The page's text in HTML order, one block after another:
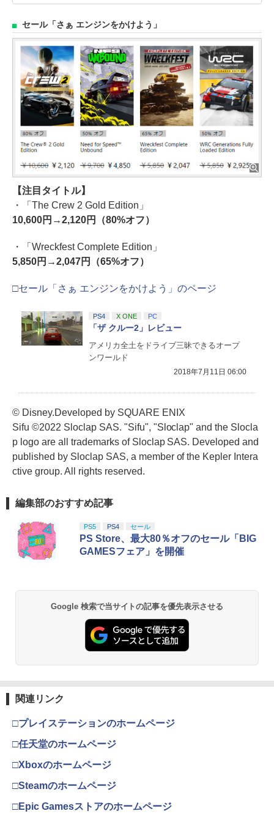
セール「さぁ エンジンをかけよう」
【注目タイトル】
・「The Crew 2 Gold Edition」
10,600円→2,120円（80%オフ）
・「Wreckfest Complete Edition」
5,850円→2,047円（65%オフ）
□セール「さぁ エンジンをかけよう」のページ
PS4 X ONE PC
「ザ クルー2」レビュー
アメリカ全土をドライブ三昧できるオープ
ンワールド
2018年7月11日 06:00
© Disney.Developed by SQUARE ENIX
Sifu ©2022 Sloclap SAS. "Sifu", "Sloclap" and the Slocla
p logo are all trademarks of Sloclap SAS. Developed and
published by Sloclap SAS, a member of the Kepler Intera
ctive group. All rights reserved.
編集部のおすすめ記事
PS5 PS4 セール
PS Store、最大80％オフのセール「BIG
GAMESフェア」を開催
Google 検索で当サイトの記事を優先表示させる
関連リンク
□プレイステーションのホームページ
□任天堂のホームページ
□Xboxのホームページ
□Steamのホームページ
□Epic Gamesストアのホームページ